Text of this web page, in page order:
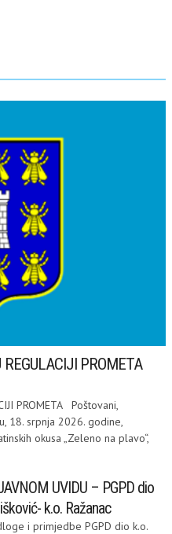
PROMETA
PROMETA Poštovani,
18. srpnja 2026. godine,
okusa „Zeleno na plavo“,
UVIDU – PGPD dio
k.o. Ražanac
i primjedbe PGPD dio k.o.